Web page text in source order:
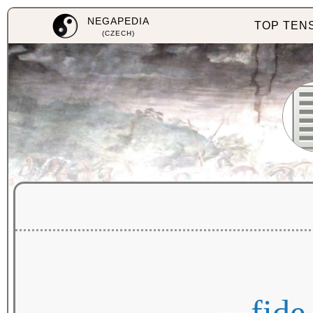
NEGAPEDIA
(CZECH)
TOP